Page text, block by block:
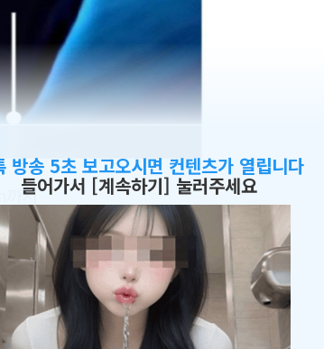
방송 5초 보고오시면 컨텐츠가 열립니다
들어가서 [계속하기] 눌러주세요